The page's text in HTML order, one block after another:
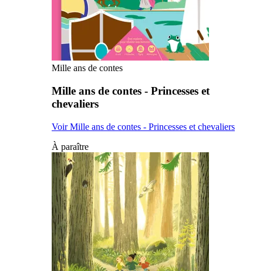
Mille ans de contes
Mille ans de contes - Princesses et
chevaliers
Voir Mille ans de contes - Princesses et chevaliers
À paraître